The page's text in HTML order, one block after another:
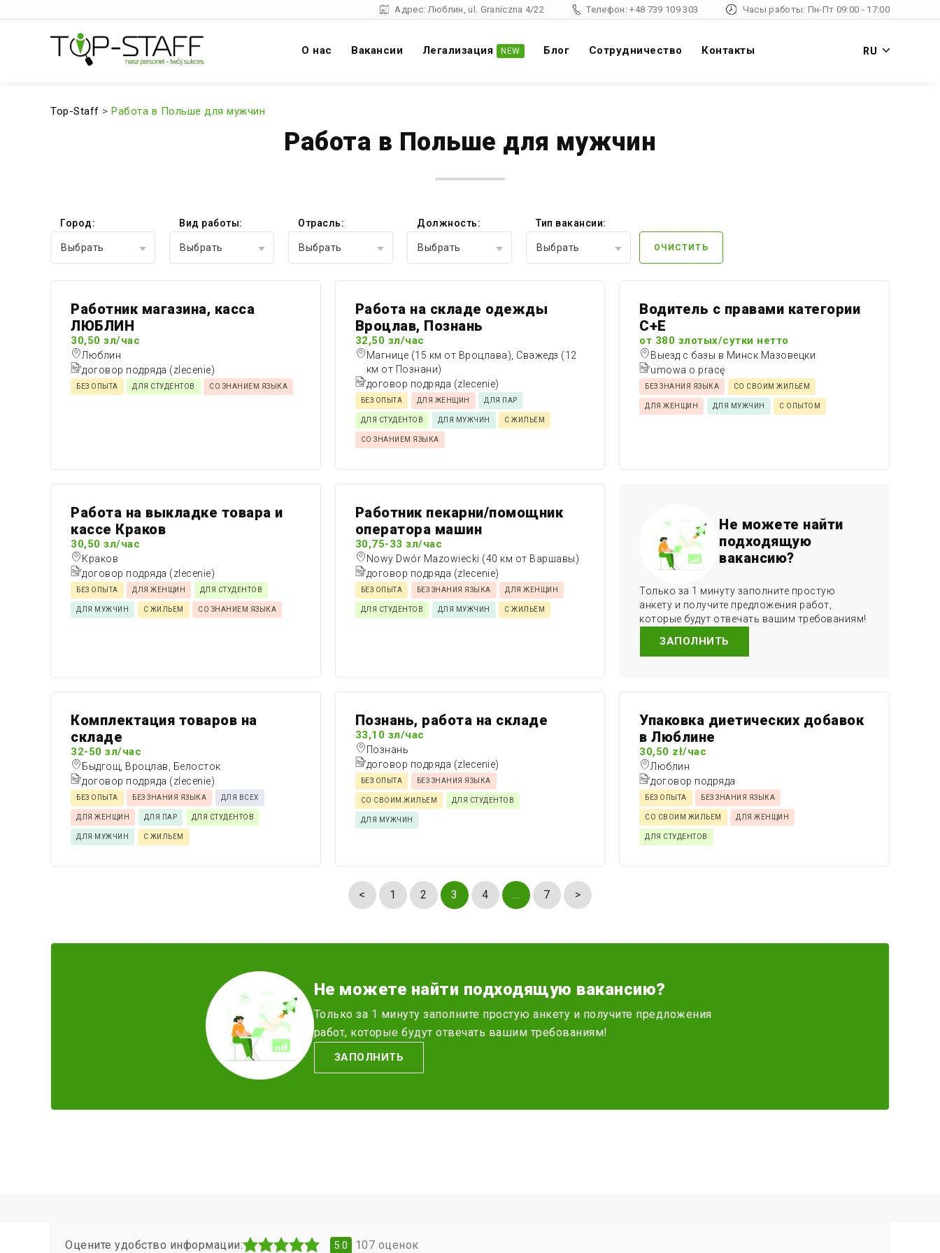
Адрес: Люблин, ul. Graniczna 4/22 Телефон: +48 739 109 303 Часы работы: Пн-Пт 09:00 - 17:00
О нас Вакансии Легализация NEW Блог Cотрудничество Контакты RU
Top-Staff > Работа в Польше для мужчин
Работа в Польше для мужчин
Город:
Выбрать
Вид работы:
Выбрать
Отрасль:
Выбрать
Должность:
Выбрать
Тип вакансии:
Выбрать ОЧИСТИТЬ
Работник магазина, касса
ЛЮБЛИН
30,50 зл/час
Люблин
договор подряда (zlecenie)
БЕЗ ОПЫТА ДЛЯ СТУДЕНТОВ СО ЗНАНИЕМ ЯЗЫКА
Работа на складе одежды
Вроцлав, Познань
32,50 зл/час
Магнице (15 км от Вроцлава), Сважедз (12
км от Познани)
договор подряда (zlecenie)
БЕЗ ОПЫТА ДЛЯ ЖЕНЩИН ДЛЯ ПАР
ДЛЯ СТУДЕНТОВ ДЛЯ МУЖЧИН С ЖИЛЬЕМ
СО ЗНАНИЕМ ЯЗЫКА
Водитель с правами категории
C+E
от 380 злотых/сутки нетто
Выезд с базы в Минск Мазовецки
umowa o pracę
БЕЗ ЗНАНИЯ ЯЗЫКА СО СВОИМ ЖИЛЬЕМ
ДЛЯ ЖЕНЩИН ДЛЯ МУЖЧИН С ОПЫТОМ
Работа на выкладке товара и
кассе Краков
30,50 зл/час
Краков
договор подряда (zlecenie)
БЕЗ ОПЫТА ДЛЯ ЖЕНЩИН ДЛЯ СТУДЕНТОВ
ДЛЯ МУЖЧИН С ЖИЛЬЕМ СО ЗНАНИЕМ ЯЗЫКА
Работник пекарни/помощник
оператора машин
30,75-33 зл/час
Nowy Dwór Mazowiecki (40 км от Варшавы)
договор подряда (zlecenie)
БЕЗ ОПЫТА БЕЗ ЗНАНИЯ ЯЗЫКА ДЛЯ ЖЕНЩИН
ДЛЯ СТУДЕНТОВ ДЛЯ МУЖЧИН С ЖИЛЬЕМ
Не можете найти
подходящую
вакансию?
Только за 1 минуту заполните простую
анкету и получите предложения работ,
которые будут отвечать вашим требованиям!
ЗАПОЛНИТЬ
Комплектация товаров на
складе
32-50 зл/час
Быдгощ, Вроцлав, Белосток
договор подряда (zlecenie)
БЕЗ ОПЫТА БЕЗ ЗНАНИЯ ЯЗЫКА ДЛЯ ВСЕХ
ДЛЯ ЖЕНЩИН ДЛЯ ПАР ДЛЯ СТУДЕНТОВ
ДЛЯ МУЖЧИН С ЖИЛЬЕМ
Познань, работа на складе
33,10 зл/час
Познань
договор подряда (zlecenie)
БЕЗ ОПЫТА БЕЗ ЗНАНИЯ ЯЗЫКА
СО СВОИМ ЖИЛЬЕМ ДЛЯ СТУДЕНТОВ
ДЛЯ МУЖЧИН
Упаковка диетических добавок
в Люблине
30,50 zł/час
Люблин
договор подряда
БЕЗ ОПЫТА БЕЗ ЗНАНИЯ ЯЗЫКА
СО СВОИМ ЖИЛЬЕМ ДЛЯ ЖЕНЩИН
ДЛЯ СТУДЕНТОВ
< 1 2 3 4 … 7 >
Не можете найти подходящую вакансию?
Только за 1 минуту заполните простую анкету и получите предложения
работ, которые будут отвечать вашим требованиям!
ЗАПОЛНИТЬ
Оцените удобство информации: 5.0 107 оценок